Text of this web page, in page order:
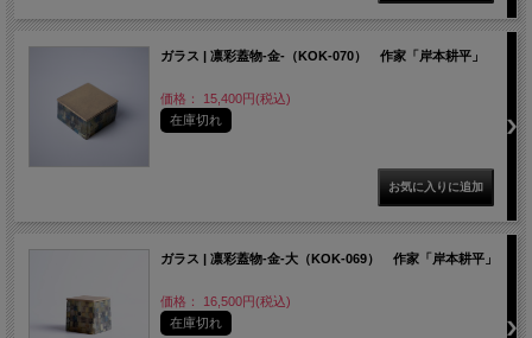
ガラス | 凛彩蓋物-金-（KOK-070） 作家「岸本耕平」
価格： 15,400円(税込)
在庫切れ
ガラス | 凛彩蓋物-金-大（KOK-069） 作家「岸本耕平」
価格： 16,500円(税込)
在庫切れ